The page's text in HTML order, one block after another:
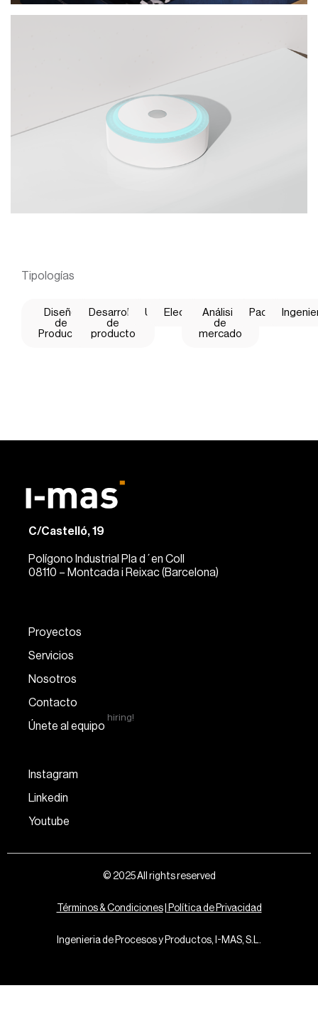
Tipologías
Diseño
de
Producto
Desarrollo
de
producto
UX ElectrónicaAnálisis
de
mercado
Packaging
© 2025 All rights reserved
Términos & Condiciones| Política de Privacidad
Ingenieria de Procesos y Productos, I-MAS, S.L.
C/Castelló, 19
Polígono Industrial Pla d´en Coll
08110 – Montcada i Reixac (Barcelona)
Proyectos
Servicios
Nosotros
Contacto
Únete al equipo
hiring!
Instagram
Linkedin
Youtube